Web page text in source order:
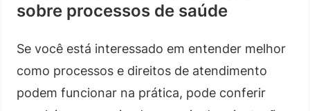
sobre processos de saúde
Se você está interessado em entender melhor
como processos e direitos de atendimento
podem funcionar na prática, pode conferir